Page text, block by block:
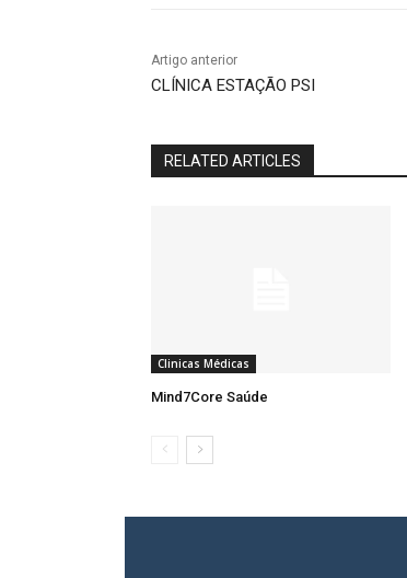
Artigo anterior
CLÍNICA ESTAÇÃO PSI
RELATED ARTICLES
Clinicas Médicas
Mind7Core Saúde